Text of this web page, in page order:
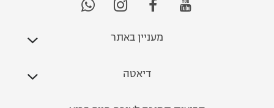
מעניין באתר
דיאטה